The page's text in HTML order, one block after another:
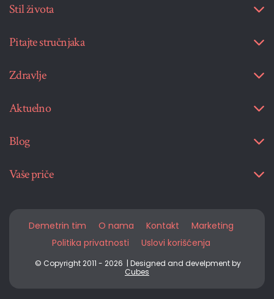
Stil života
Pitajte stručnjaka
Zdravlje
Aktuelno
Blog
Vaše priče
Demetrin tim O nama Kontakt
Marketing
Politika privatnosti
Uslovi korišćenja
© Copyright 2011 - 2026 | Designed and develpment by
Cubes